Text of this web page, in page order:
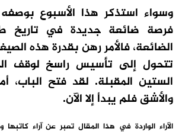
وسواء استذكر هذا الأسبوع
فرصة ضائعة جديدة في تاريخ
الضائعة، فالأمر رهن بقدرة هذه
تتحول إلى تأسيس راسخ لوقف
الستين المقبلة. لقد فتح الباب،
والأشق فلم يبدأ إلا الآن.
الآراء الواردة في هذا المقال تعبر عن آراء كاتبها